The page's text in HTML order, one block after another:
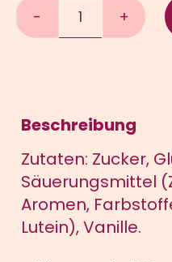
Herz
Beschreibung
Zutaten: Zucker,
Säuerungsmittel
Aromen,
Lutein), Vanille.